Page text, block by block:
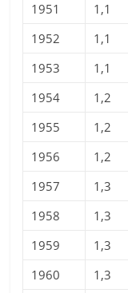
1951
1,1
1952
1,1
1953
1,1
1954
1,2
1955
1,2
1956
1,2
1957
1,3
1958
1,3
1959
1,3
1960
1,3